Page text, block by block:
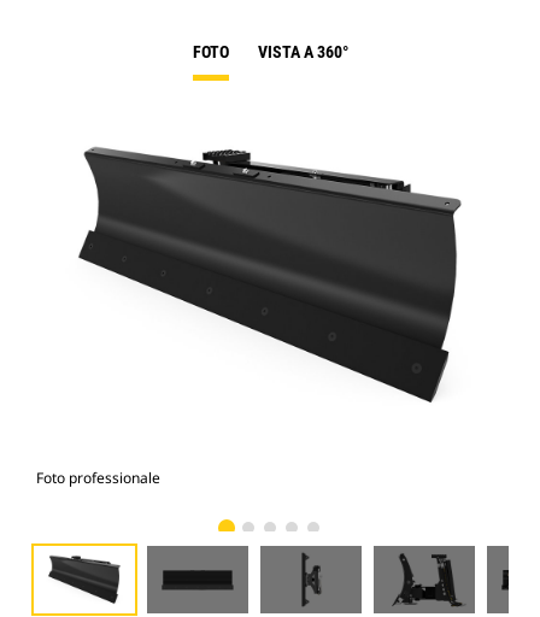
FOTO VISTA A 360°
Foto professionale